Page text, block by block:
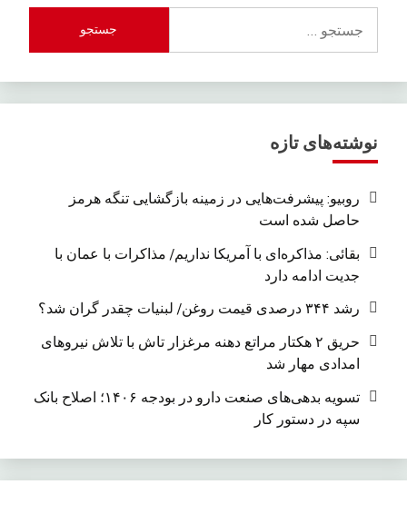
برای:
نوشته‌های تازه
روبیو: پیشرفت‌هایی در زمینه بازگشایی تنگه هرمز
حاصل شده است
بقائی: مذاکره‌ای با آمریکا نداریم/ مذاکرات با عمان با
جدیت ادامه دارد
رشد ۳۴۴ درصدی قیمت روغن/ لبنیات چقدر گران شد؟
حریق ۲ هکتار مراتع دهنه مرغزار تاش با تلاش نیروهای
امدادی مهار شد
تسویه بدهی‌های صنعت دارو در بودجه ۱۴۰۶؛ اصلاح بانک
سپه در دستور کار